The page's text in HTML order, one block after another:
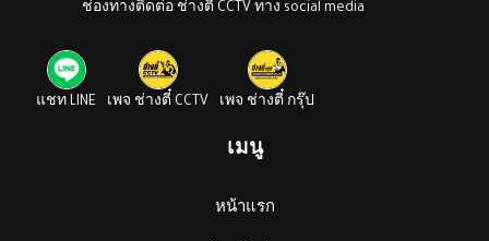
ช่องทางติดต่อ ช่างตี๋ CCTV ทาง social media
แชท LINE เพจ ช่างตี๋ CCTV เพจ ช่างตี๋ กรุ๊ป
เมนู
หน้าแรก